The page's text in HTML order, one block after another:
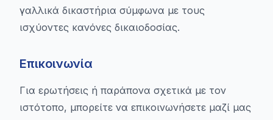
γαλλικά δικαστήρια σύμφωνα με τους
ισχύοντες κανόνες δικαιοδοσίας.
Επικοινωνία
Για ερωτήσεις ή παράπονα σχετικά με τον
ιστότοπο, μπορείτε να επικοινωνήσετε μαζί μας